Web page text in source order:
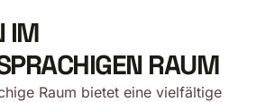
IM
RAUM
Raum bietet eine vielfältige